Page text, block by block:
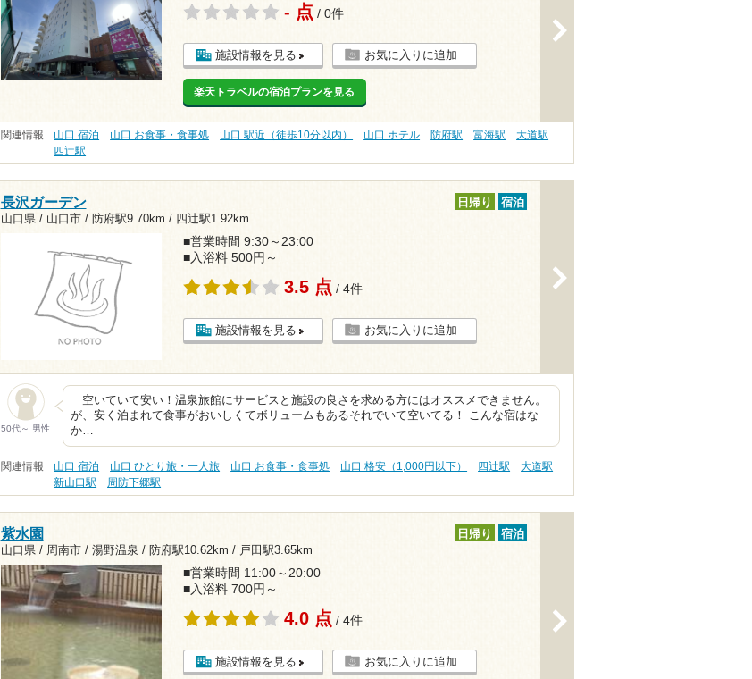
- 点 / 0件
施設情報を見る お気に入りに追加
楽天トラベルの宿泊プランを見る
関連情報 山口 宿泊 山口 お食事・食事処 山口 駅近（徒歩10分以内） 山口 ホテル 防府駅 富海駅
大道駅
四辻駅
長沢ガーデン
山口県 / 山口市 / 防府駅9.70km / 四辻駅1.92km
日帰り 宿泊
■営業時間 9:30～23:00
■入浴料 500円～
3.5 点 / 4件
施設情報を見る お気に入りに追加
50代～ 男性
空いていて安い！温泉旅館にサービスと施設の良さを求める方にはオススメできません。
が、安く泊まれて食事がおいしくてボリュームもあるそれでいて空いてる！ こんな宿はな
か…
関連情報 山口 宿泊 山口 ひとり旅・一人旅 山口 お食事・食事処 山口 格安（1,000円以下） 四辻駅
大道駅
新山口駅
周防下郷駅
紫水園
山口県 / 周南市 / 湯野温泉 / 防府駅10.62km / 戸田駅3.65km
日帰り 宿泊
■営業時間 11:00～20:00
■入浴料 700円～
4.0 点 / 4件
施設情報を見る お気に入りに追加